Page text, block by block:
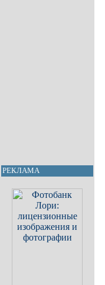
РЕКЛАМА